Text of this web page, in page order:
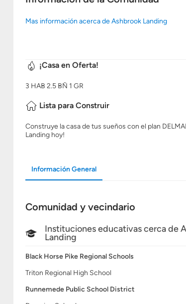
Mas información acerca de Ashbrook Landing
¡Casa en Oferta!
3 HAB 2.5 BÑ 1 GR
Lista para Construir
Construye la casa de tus sueños con el plan
Landing hoy!
Información General
Comunidad y vecindario
Instituciones educativas cerca de
Landing
Black Horse Pike Regional Schools
Triton Regional High School
Runnemede Public School District